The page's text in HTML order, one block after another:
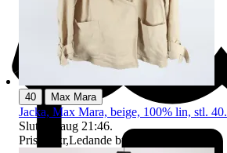
40 Max Mara
Jacka, Max Mara, beige, 100% lin, stl. 40.
Sluttid
9 aug 21:46.
Pris:
71 kr,Ledande bud